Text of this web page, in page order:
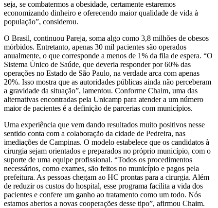
seja, se combatermos a obesidade, certamente estaremos
economizando dinheiro e oferecendo maior qualidade de vida à
população”, considerou.
O Brasil, continuou Pareja, soma algo como 3,8 milhões de obesos
mórbidos. Entretanto, apenas 30 mil pacientes são operados
anualmente, o que corresponde a menos de 1% da fila de espera. “O
Sistema Único de Saúde, que deveria responder por 60% das
operações no Estado de São Paulo, na verdade arca com apenas
20%. Isso mostra que as autoridades públicas ainda não perceberam
a gravidade da situação”, lamentou. Conforme Chaim, uma das
alternativas encontradas pela Unicamp para atender a um número
maior de pacientes é a definição de parcerias com municípios.
Uma experiência que vem dando resultados muito positivos nesse
sentido conta com a colaboração da cidade de Pedreira, nas
imediações de Campinas. O modelo estabelece que os candidatos à
cirurgia sejam orientados e preparados no próprio município, com o
suporte de uma equipe profissional. “Todos os procedimentos
necessários, como exames, são feitos no município e pagos pela
prefeitura. As pessoas chegam ao HC prontas para a cirurgia. Além
de reduzir os custos do hospital, esse programa facilita a vida dos
pacientes e confere um ganho ao tratamento como um todo. Nós
estamos abertos a novas cooperações desse tipo”, afirmou Chaim.